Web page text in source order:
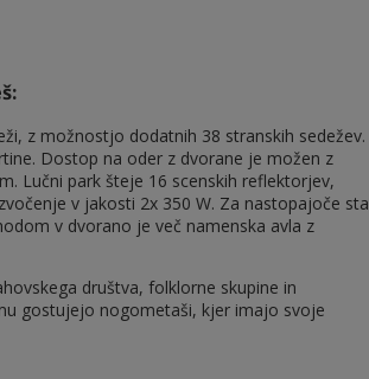
z možnostjo dodatnih 38 stranskih sedežev.
Dostop na oder z dvorane je možen z
Lučni park šteje 16 scenskih reflektorjev,
v jakosti 2x 350 W. Za nastopajoče sta
v dvorano je več namenska avla z
društva, folklorne skupine in
gostujejo nogometaši, kjer imajo svoje